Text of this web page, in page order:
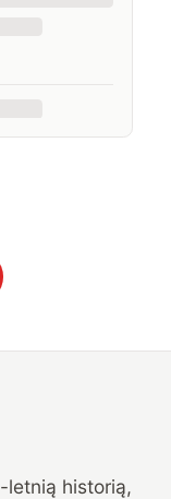
-letnią historią,